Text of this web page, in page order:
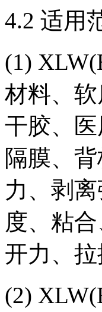
4.2 适用
(1)
材料、
干胶、
隔膜、
力、剥
度、粘
开力、
(2)